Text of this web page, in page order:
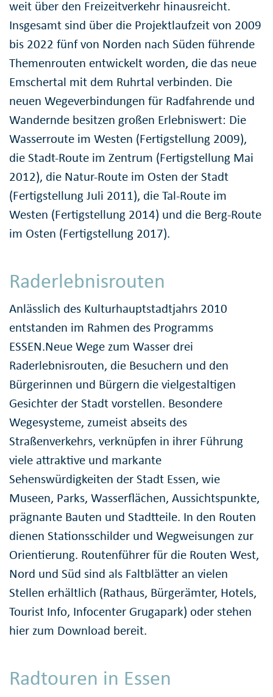
weit über den Freizeitverkehr hinausreicht.
Insgesamt sind über die Projektlaufzeit von 2009
bis 2022 fünf von Norden nach Süden führende
Themenrouten entwickelt worden, die das neue
Emschertal mit dem Ruhrtal verbinden. Die
neuen Wegeverbindungen für Radfahrende und
Wandernde besitzen großen Erlebniswert: Die
Wasserroute im Westen (Fertigstellung 2009),
die Stadt-Route im Zentrum (Fertigstellung Mai
2012), die Natur-Route im Osten der Stadt
(Fertigstellung Juli 2011), die Tal-Route im
Westen (Fertigstellung 2014) und die Berg-Route
im Osten (Fertigstellung 2017).
Raderlebnisrouten
Anlässlich des Kulturhauptstadtjahrs 2010
entstanden im Rahmen des Programms
ESSEN.Neue Wege zum Wasser drei
Raderlebnisrouten, die Besuchern und den
Bürgerinnen und Bürgern die vielgestaltigen
Gesichter der Stadt vorstellen. Besondere
Wegesysteme, zumeist abseits des
Straßenverkehrs, verknüpfen in ihrer Führung
viele attraktive und markante
Sehenswürdigkeiten der Stadt Essen, wie
Museen, Parks, Wasserflächen, Aussichtspunkte,
prägnante Bauten und Stadtteile. In den Routen
dienen Stationsschilder und Wegweisungen zur
Orientierung. Routenführer für die Routen West,
Nord und Süd sind als Faltblätter an vielen
Stellen erhältlich (Rathaus, Bürgerämter, Hotels,
Tourist Info, Infocenter Grugapark) oder stehen
hier zum Download bereit.
Radtouren in Essen